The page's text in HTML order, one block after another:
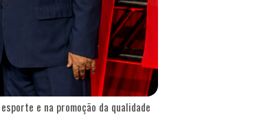
e na promoção da qualidade